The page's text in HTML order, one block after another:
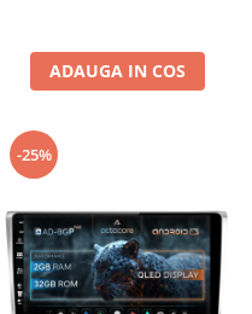
ADAUGA IN COS
-25%